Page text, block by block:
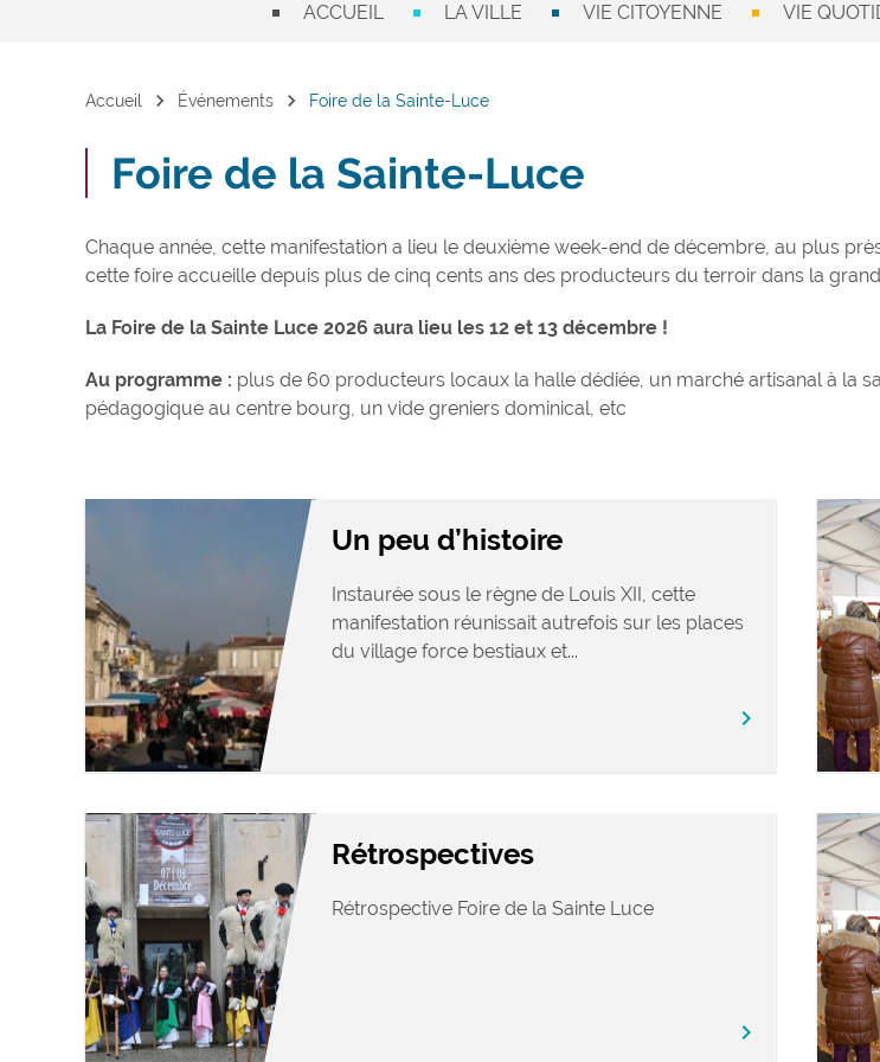
ACCUEIL LA VILLE VIE CITOYENNE VIE
Accueil chevron_right Événements chevron_right Foire de la Sainte-Luce
Foire de la Sainte-Luce
Chaque année, cette manifestation a lieu le deuxième week-end de décembre, au plus
cette foire accueille depuis plus de cinq cents ans des producteurs du terroir dans la
La Foire de la Sainte Luce 2026 aura lieu les 12 et 13 décembre !
Au programme : plus de 60 producteurs locaux la halle dédiée, un marché artisanal à la
pédagogique au centre bourg, un vide greniers dominical, etc
Un peu d’histoire
Instaurée sous le règne de Louis XII, cette
manifestation réunissait autrefois sur les places
du village force bestiaux et...
chevron_right
Rétrospectives
Rétrospective Foire de la Sainte Luce
chevron_right